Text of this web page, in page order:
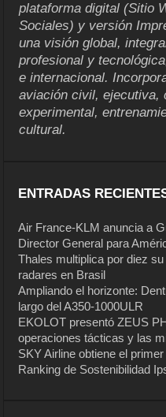
plataforma digital (Sitio
Sociales) y versión
una visión global,
profesional y
e internacional.
aviación civil, ejecutiva,
experimental,
cultural.
ENTRADAS
Air France-KLM anuncia a
Director General para
Thales multiplica por diez
radares en Brasil
Ampliando el horizonte:
largo del A350-1000ULR
EKOLOT presentó ZEUS
operaciones tácticas y las
SKY Airline obtiene el
Ranking de Sostenibilidad